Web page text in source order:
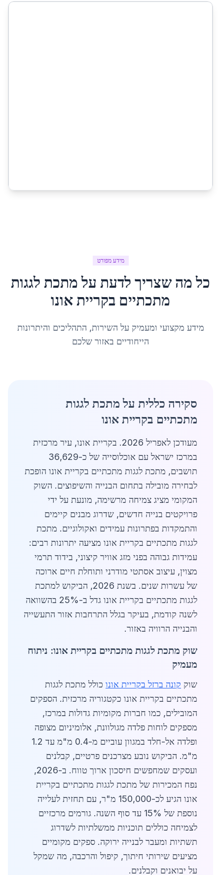
מידע מפורט
כל מה שצריך לדעת עלמתכת לגגות
מתכתיים בקריית אונו
מידע מקצועי ומעמיק על השירות, התהליכים והיתרונות
הייחודיים באזור שלכם
סקירה כללית על מתכת לגגות
מתכתיים בקריית אונו
מעודכן לאפריל 2026. בקריית אונו, עיר מרכזית
במרכז ישראל עם אוכלוסייה של כ-36,629
תושבים, מתכת לגגות מתכתיים בקריית אונו הופכת
לבחירה מובילה בתחום הבנייה והשיפוצים. השוק
המקומי מציג צמיחה מרשימה, מונעת על ידי
פרויקטים בנייה חדשים, שדרוג מבנים קיימים
והתמקדות בפתרונות עמידים ואקולוגיים. מתכת
לגגות מתכתיים בקריית אונו מציעה יתרונות רבים:
עמידות גבוהה בפני מזג אוויר קיצוני, בידוד תרמי
מצוין, עיצוב אסתטי מודרני ותוחלת חיים ארוכה
של עשרות שנים. בשנת 2026, הביקוש למתכת
לגגות מתכתיים בקריית אונו גדל ב-25% בהשוואה
לשנה קודמת, בעיקר בגלל התרחבות אזור התעשייה
והבנייה הרוויה באזור.
שוק מתכת לגגות מתכתיים בקריית אונו: ניתוח
מעמיק
שוק קונה ברזל בקריית אונו כולל מתכת לגגות
מתכתיים בקריית אונו כקטגוריה מרכזית. הספקים
המובילים, כמו חברות מקומיות גדולות במרכז,
מספקים לוחות פלדה מגולוונת, אלומיניום מצופה
ופלדה אל-חלד במגוון עוביים מ-0.4 מ"מ עד 1.2
מ"מ. הביקוש נובע מצרכנים פרטיים, קבלנים
ועסקים שמחפשים חיסכון ארוך טווח. ב-2026,
נפח המכירות של מתכת לגגות מתכתיים בקריית
אונו הגיע לכ-150,000 מ"ר, עם תחזית לעלייה
נוספת של 15% עד סוף השנה. גורמים מרכזיים
לצמיחה כוללים תוכניות ממשלתיות לשדרוג
תשתיות ומעבר לבנייה ירוקה. ספקים מקומיים
מציעים שירותי חיתוך, קיפול והרכבה, מה שמקל
על יבואנים וקבלנים.